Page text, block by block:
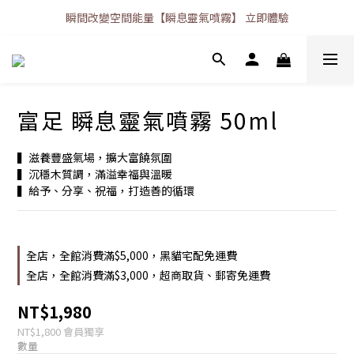
瞬間改變空間能量【瞬息靈氣噴霧】 立即體驗
富足 瞬息靈氣噴霧 50ml
▍滋養豐盛氣場，擴大富饒氛圍​
▍沉穩木質調，滿溢幸福與溫暖​
▍給予、分享、祝福，打造善的循環
全店，全館消費滿$5,000，黑貓宅配免運費
全店，全館消費滿$3,000，超商取貨、郵寄免運費
NT$1,980
NT$1,800 會員獨享
數量